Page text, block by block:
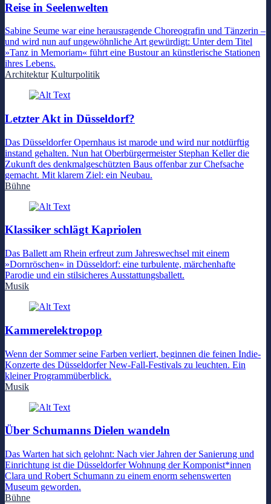
Reise in Seelenwelten
Sabine Seume war eine herausragende Choreografin und Tänzerin –
und wird nun auf ungewöhnliche Art gewürdigt: Unter dem Titel
»Tanz in Memoriam« führt eine Bustour an künstlerische Stationen
ihres Lebens.
Architektur Kulturpolitik
Letzter Akt in Düsseldorf?
Das Düsseldorfer Opernhaus ist marode und wird nur notdürftig
instand gehalten. Nun hat Oberbürgermeister Stephan Keller die
Zukunft des denkmalgeschützten Baus offenbar zur Chefsache
gemacht. Mit klarem Ziel: ein Neubau.
Bühne
Klassiker schlägt Kapriolen
Das Ballett am Rhein erfreut zum Jahreswechsel mit einem
»Dornröschen« in Düsseldorf: eine turbulente, märchenhafte
Parodie und ein stilsicheres Ausstattungsballett.
Musik
Kammerelektropop
Wenn der Sommer seine Farben verliert, beginnen die feinen Indie-
Konzerte des Düsseldorfer New-Fall-Festivals zu leuchten. Ein
kleiner Programmüberblick.
Musik
Über Schumanns Dielen wandeln
Das Warten hat sich gelohnt: Nach vier Jahren der Sanierung und
Einrichtung ist die Düsseldorfer Wohnung der Komponist*innen
Clara und Robert Schumann zu einem enorm sehenswerten
Museum geworden.
Bühne